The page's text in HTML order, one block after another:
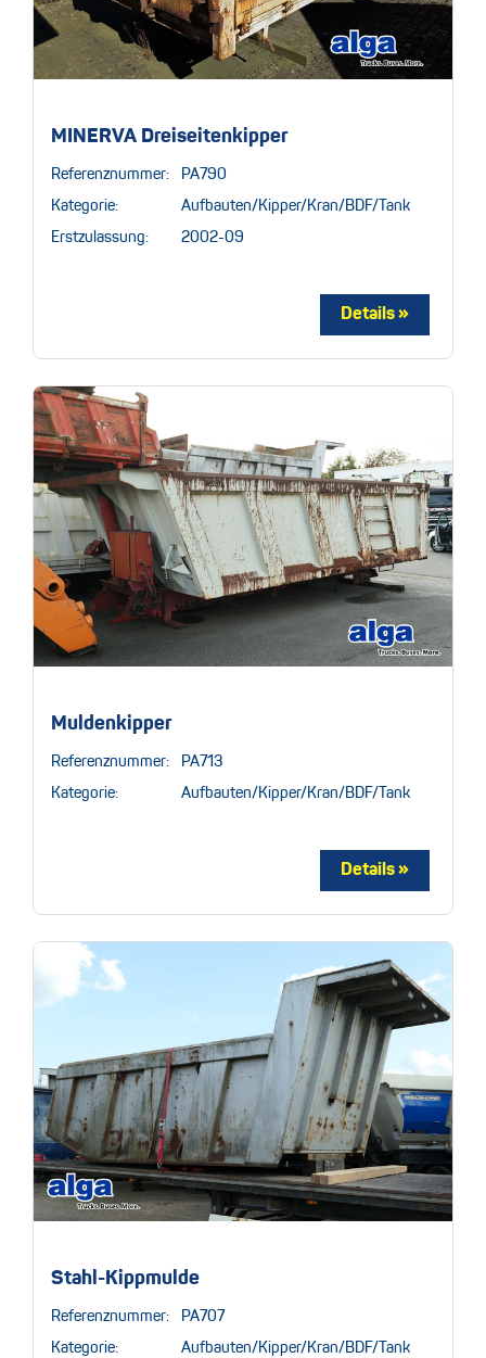
MINERVA Dreiseitenkipper
Referenznummer: PA790
Kategorie: Aufbauten/Kipper/Kran/BDF/Tank
Erstzulassung: 2002-09
Muldenkipper
Referenznummer: PA713
Kategorie: Aufbauten/Kipper/Kran/BDF/Tank
Stahl-Kippmulde
Referenznummer: PA707
Kategorie: Aufbauten/Kipper/Kran/BDF/Tank